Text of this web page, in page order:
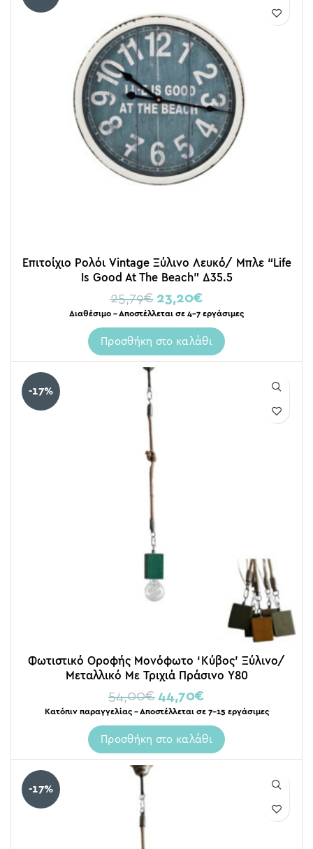
Επιτοίχιο Ρολόι Vintage Ξύλινο Λευκό/ Μπλε “Life
Is Good At The Beach” Δ35.5
25,79€ 23,20€
Διαθέσιμο – Αποστέλλεται σε 4-7 εργάσιμες
Προσθήκη στο καλάθι
-17%
Φωτιστικό Οροφής Μονόφωτο ‘Κύβος’ Ξύλινο/
Μεταλλικό Με Τριχιά Πράσινο Υ80
54,00€ 44,70€
Κατόπιν παραγγελίας – Αποστέλλεται σε 7-15 εργάσιμες
Προσθήκη στο καλάθι
-17%